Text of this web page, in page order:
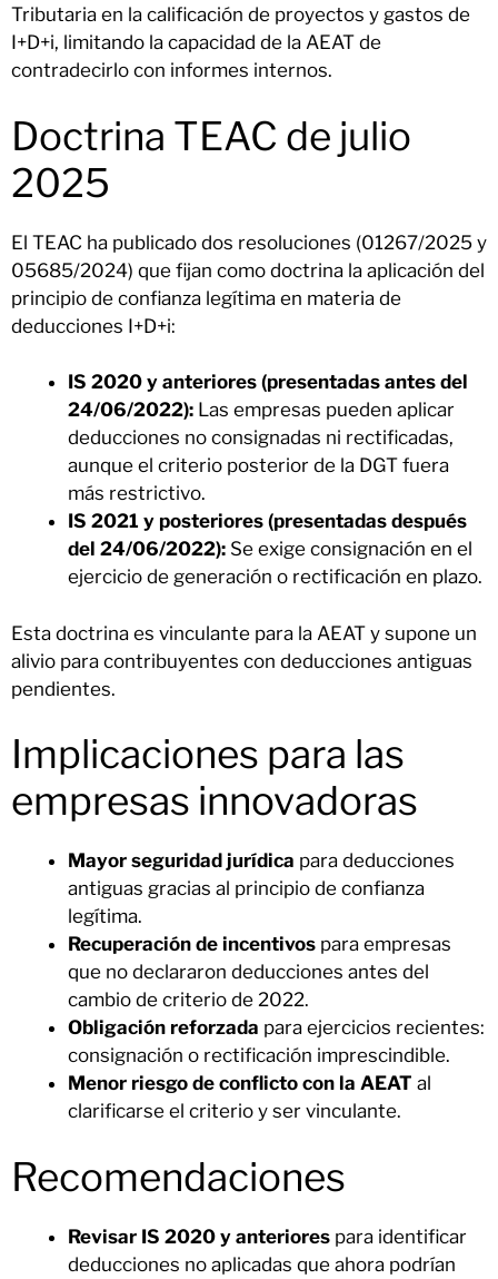
Tributaria en la calificación de proyectos y gastos de
I+D+i, limitando la capacidad de la AEAT de
contradecirlo con informes internos.
Doctrina TEAC de julio
2025
El TEAC ha publicado dos resoluciones (01267/2025 y
05685/2024) que fijan como doctrina la aplicación del
principio de confianza legítima en materia de
deducciones I+D+i:
IS 2020 y anteriores (presentadas antes del
24/06/2022): Las empresas pueden aplicar
deducciones no consignadas ni rectificadas,
aunque el criterio posterior de la DGT fuera
más restrictivo.
IS 2021 y posteriores (presentadas después
del 24/06/2022): Se exige consignación en el
ejercicio de generación o rectificación en plazo.
Esta doctrina es vinculante para la AEAT y supone un
alivio para contribuyentes con deducciones antiguas
pendientes.
Implicaciones para las
empresas innovadoras
Mayor seguridad jurídica para deducciones
antiguas gracias al principio de confianza
legítima.
Recuperación de incentivos para empresas
que no declararon deducciones antes del
cambio de criterio de 2022.
Obligación reforzada para ejercicios recientes:
consignación o rectificación imprescindible.
Menor riesgo de conflicto con la AEAT al
clarificarse el criterio y ser vinculante.
Recomendaciones
Revisar IS 2020 y anteriores para identificar
deducciones no aplicadas que ahora podrían